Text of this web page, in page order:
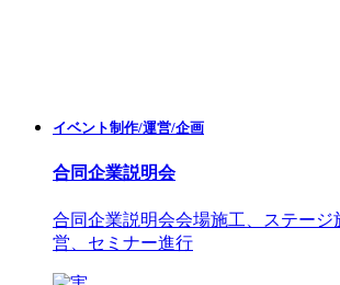
イベント制作/運営/企画
合同企業説明会
合同企業説明会会場施工、ステージ
営、セミナー進行